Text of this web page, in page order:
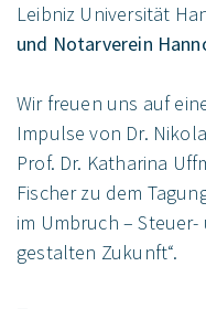
Leibniz Universität
und Notarverein
Wir freuen uns auf
Impulse von Dr.
Prof. Dr. Katharina
Fischer zu dem
im Umbruch –
gestalten Zukunft“.